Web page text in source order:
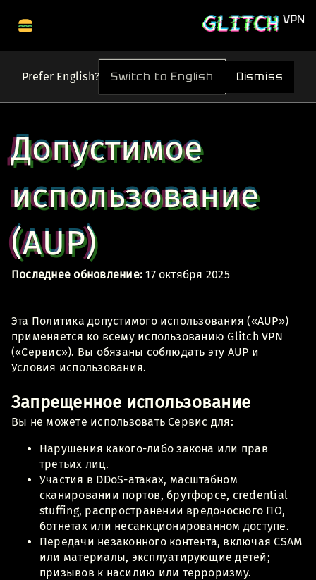
Prefer English? Switch to English Dismiss
Допустимое
использование
(AUP)
Последнее обновление: 17 октября 2025
Эта Политика допустимого использования («AUP»)
применяется ко всему использованию Glitch VPN
(«Сервис»). Вы обязаны соблюдать эту AUP и
Условия использования.
Запрещенное использование
Вы не можете использовать Сервис для:
Нарушения какого-либо закона или прав
третьих лиц.
Участия в DDoS-атаках, масштабном
сканировании портов, брутфорсе, credential
stuffing, распространении вредоносного ПО,
ботнетах или несанкционированном доступе.
Передачи незаконного контента, включая CSAM
или материалы, эксплуатирующие детей;
призывов к насилию или терроризму.